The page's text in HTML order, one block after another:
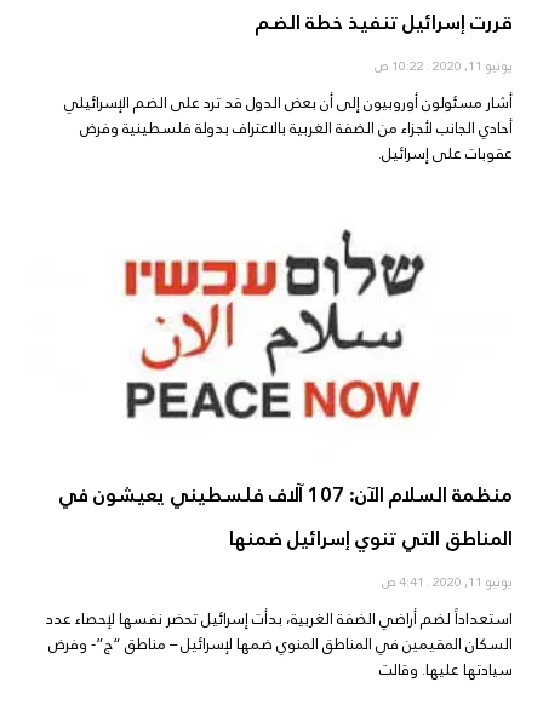
قررت إسرائيل تنفيذ خطة الضم
يونيو 11, 2020
أشار مسئولون أوروبيون إلى أن بعض الدول قد ترد على الضم الإسرائيلي
أحادي الجانب لأجزاء من الضفة الغربية بالاعتراف بدولة فلسطينية وفرض
عقوبات على إسرائيل.
منظمة السلام الآن: 107 آلاف فلسطيني يعيشون في
المناطق التي تنوي إسرائيل ضمنها
يونيو 11, 2020
استعداداً لضم أراضي الضفة الغربية، بدأت إسرائيل تحضر نفسها لإحصاء عدد
السكان المقيمين في المناطق المنوي ضمها لإسرائيل – مناطق “ج”- وفرض
سيادتها عليها. وقالت